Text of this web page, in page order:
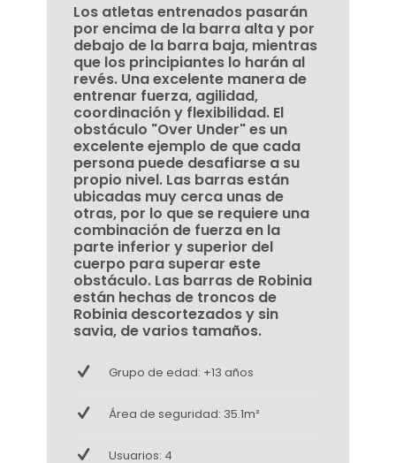
Los atletas entrenados pasarán
por encima de la barra alta y por
debajo de la barra baja, mientras
que los principiantes lo harán al
revés. Una excelente manera de
entrenar fuerza, agilidad,
coordinación y flexibilidad. El
obstáculo "Over Under" es un
excelente ejemplo de que cada
persona puede desafiarse a su
propio nivel. Las barras están
ubicadas muy cerca unas de
otras, por lo que se requiere una
combinación de fuerza en la
parte inferior y superior del
cuerpo para superar este
obstáculo. Las barras de Robinia
están hechas de troncos de
Robinia descortezados y sin
savia, de varios tamaños.
Grupo de edad: +13 años
Área de seguridad: 35.1m²
Usuarios: 4